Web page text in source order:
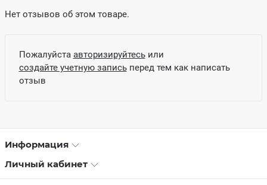
Нет отзывов об этом товаре.
Пожалуйста авторизируйтесьили
создайте учетную записьперед тем как написать
отзыв
Информация
Личный кабинет